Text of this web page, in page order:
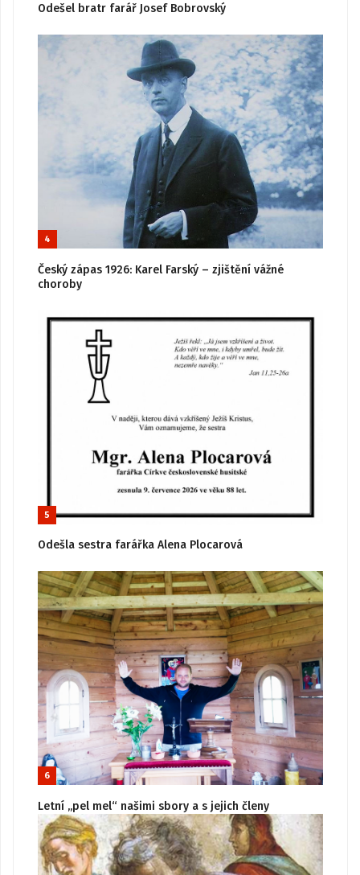
Odešel bratr farář Josef Bobrovský
4
Český zápas 1926: Karel Farský – zjištění vážné
choroby
5
Odešla sestra farářka Alena Plocarová
6
Letní „pel mel“ našimi sbory a s jejich členy